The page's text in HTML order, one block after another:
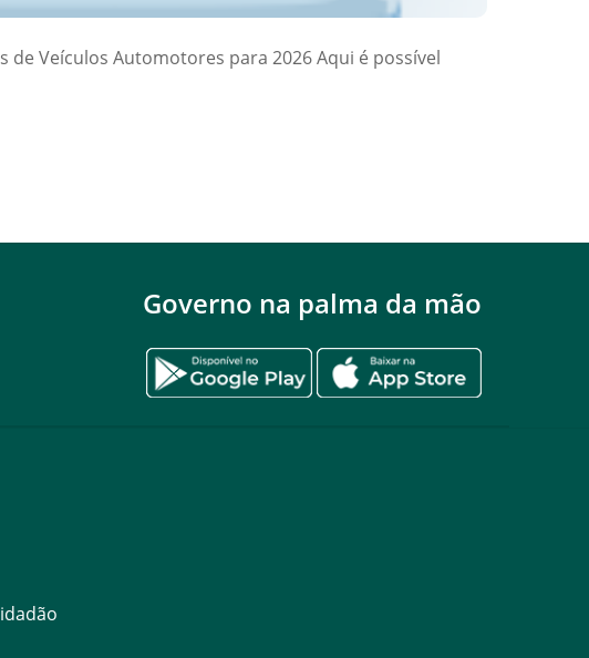
de Veículos Automotores para 2026 Aqui é possível
Governo na palma da mão